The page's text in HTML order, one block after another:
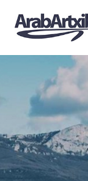
contenido